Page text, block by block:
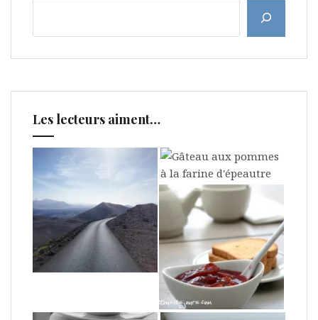
Les lecteurs aiment…